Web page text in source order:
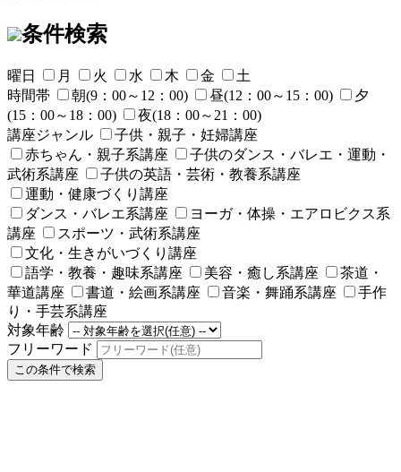
条件検索
曜日 月 火 水 木 金
土
時間帯
朝(9：00～12：00) 昼(12：00～15：00)
夕
(15：00～18：00)
夜(18：00～21：00)
講座ジャンル
子供・親子・妊婦講座
赤ちゃん・親子系講座
子供のダンス・バレエ・運動・
武術系講座
子供の英語・芸術・教養系講座
運動・健康づくり講座
ダンス・バレエ系講座
ヨーガ・体操・エアロビクス系
講座
スポーツ・武術系講座
文化・生きがいづくり講座
語学・教養・趣味系講座
美容・癒し系講座
茶道・
華道講座
書道・絵画系講座 音楽・舞踊系講座
手作
り・手芸系講座
対象年齢
フリーワード